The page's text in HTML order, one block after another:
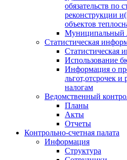
обязательств по
реконструкции
объектов
Муниципальный
Статистическая
Статистическая
Использование
Информация о
льгот,отсрочек
налогам
Ведомственный
Планы
Акты
Отчеты
Контрольно-счетная палата
Информация
Структура